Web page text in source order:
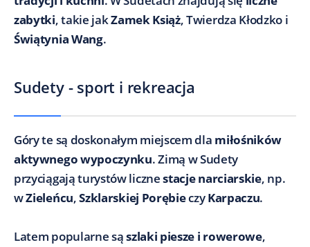
zabytki, takie jakZamek Książ, Twierdza Kłodzko i
Świątynia Wang.
Sudety - sport i rekreacja
Góry te są doskonałym miejscem dla miłośników
aktywnego wypoczynku. Zimą w Sudety
przyciągają turystów licznestacje narciarskie, np.
wZieleńcu,Szklarskiej PorębieczyKarpaczu.
Latem popularne sąszlaki piesze i rowerowe,